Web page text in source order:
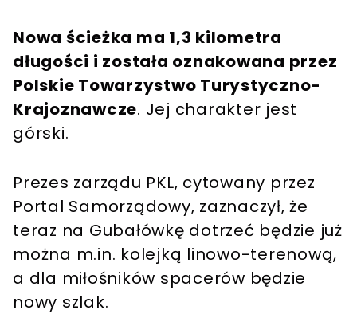
Nowa ścieżka ma 1,3 kilometra
długości i została oznakowana przez
Polskie Towarzystwo Turystyczno-
Krajoznawcze. Jej charakter jest
górski.
Prezes zarządu PKL, cytowany przez
Portal Samorządowy, zaznaczył, że
teraz na Gubałówkę dotrzeć będzie już
można m.in. kolejką linowo-terenową,
a dla miłośników spacerów będzie
nowy szlak.